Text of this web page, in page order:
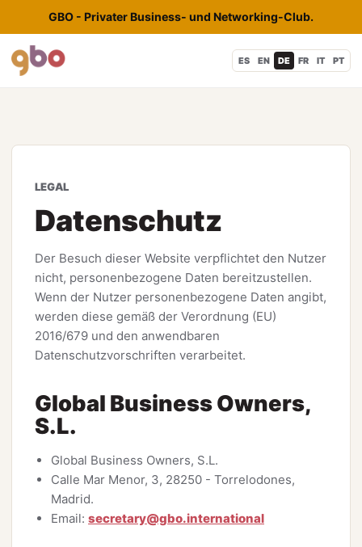
GBO - Privater Business- und Networking-Club.
ES EN DE FR IT PT
LEGAL
Datenschutz
Der Besuch dieser Website verpflichtet den Nutzer
nicht, personenbezogene Daten bereitzustellen.
Wenn der Nutzer personenbezogene Daten angibt,
werden diese gemäß der Verordnung (EU)
2016/679 und den anwendbaren
Datenschutzvorschriften verarbeitet.
Global Business Owners,
S.L.
Global Business Owners, S.L.
Calle Mar Menor, 3, 28250 - Torrelodones,
Madrid.
Email: secretary@gbo.international